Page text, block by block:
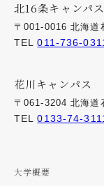
北16条キャンパス
〒001-0016 北海道
TEL011-736-
花川キャンパス
〒061-3204 北海道
TEL0133-74-
大学概要